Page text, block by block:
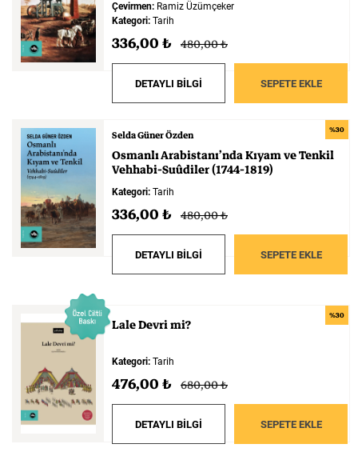
Çevirmen: Ramiz Üzümçeker
Kategori: Tarih
336,00 ₺ 480,00 ₺
DETAYLI BİLGİ SEPETE EKLE
%30
Selda Güner Özden
OsmanlıArabistanı’ndaKıyamveTenkil
Vehhabi-Suûdiler(1744-1819)
Kategori: Tarih
336,00 ₺ 480,00 ₺
DETAYLI BİLGİ SEPETE EKLE
%30
LaleDevrimi?
Kategori: Tarih
476,00 ₺ 680,00 ₺
DETAYLI BİLGİ SEPETE EKLE